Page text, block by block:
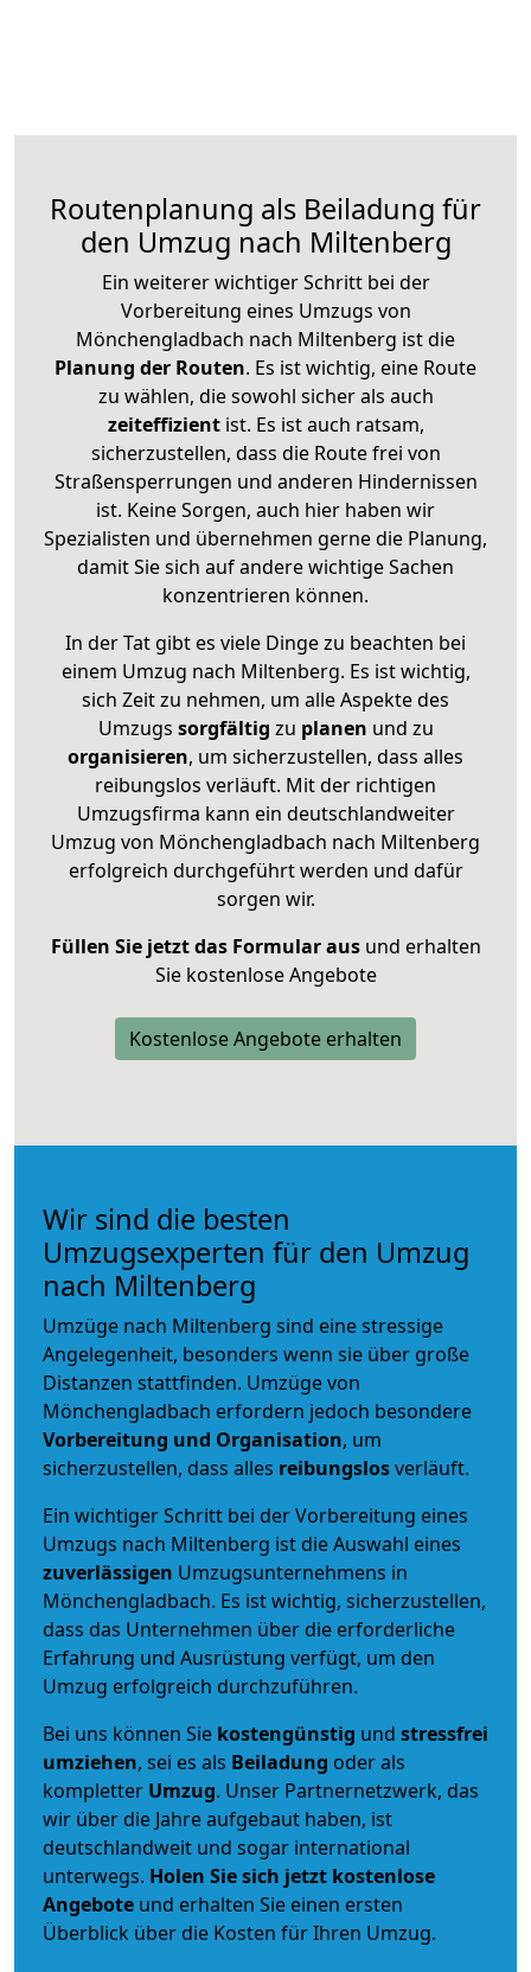
Routenplanung als Beiladung für
den Umzug nach Miltenberg
Ein weiterer wichtiger Schritt bei der
Vorbereitung eines Umzugs von
Mönchengladbach nach Miltenberg ist die
Planung der Routen. Es ist wichtig, eine Route
zu wählen, die sowohl sicher als auch
zeiteffizientist. Es ist auch ratsam,
sicherzustellen, dass die Route frei von
Straßensperrungen und anderen Hindernissen
ist. Keine Sorgen, auch hier haben wir
Spezialisten und übernehmen gerne die Planung,
damit Sie sich auf andere wichtige Sachen
konzentrieren können.
In der Tat gibt es viele Dinge zu beachten bei
einem Umzug nach Miltenberg. Es ist wichtig,
sich Zeit zu nehmen, um alle Aspekte des
Umzugs sorgfältig zu planen und zu
organisieren, um sicherzustellen, dass alles
reibungslos verläuft. Mit der richtigen
Umzugsfirma kann ein deutschlandweiter
Umzug von Mönchengladbach nach Miltenberg
erfolgreich durchgeführt werden und dafür
sorgen wir.
Füllen Sie jetzt das Formular ausund erhalten
Sie kostenlose Angebote
Kostenlose Angebote erhalten
Wir sind die besten
Umzugsexperten für den Umzug
nach Miltenberg
Umzüge nach Miltenberg sind eine stressige
Angelegenheit, besonders wenn sie über große
Distanzen stattfinden. Umzüge von
Mönchengladbach erfordern jedoch besondere
Vorbereitung und Organisation, um
sicherzustellen, dass alles reibungslosverläuft.
Ein wichtiger Schritt bei der Vorbereitung eines
Umzugs nach Miltenberg ist die Auswahl eines
zuverlässigen Umzugsunternehmens in
Mönchengladbach. Es ist wichtig, sicherzustellen,
dass das Unternehmen über die erforderliche
Erfahrung und Ausrüstung verfügt, um den
Umzug erfolgreich durchzuführen.
Bei uns können Sie kostengünstig und stressfrei
umziehen, sei es als Beiladung oder als
kompletter Umzug. Unser Partnernetzwerk, das
wir über die Jahre aufgebaut haben, ist
deutschlandweit und sogar international
unterwegs. Holen Sie sich jetzt kostenlose
Angebote und erhalten Sie einen ersten
Überblick über die Kosten für Ihren Umzug.